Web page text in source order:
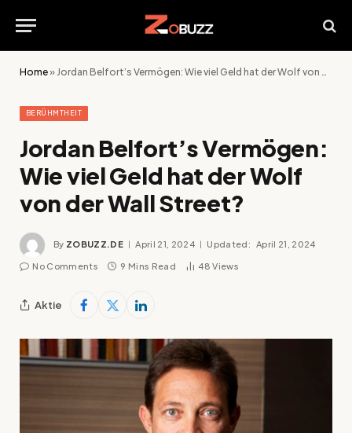
Home»Jordan Belfort’s Vermögen: Wie viel Geld hat der Wolf von der Wall Street?
BERÜHMTHEIT
Jordan Belfort’s Vermögen:
Wie viel Geld hat der Wolf
von der Wall Street?
By ZOBUZZ.DE April 21, 2024 Updated: April 21, 2024
No Comments 9 Mins Read 48Views
Aktie